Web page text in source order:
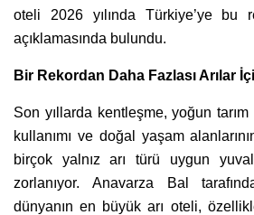
oteli 2026 yılında Türkiye’ye bu
açıklamasında bulundu.
Bir Rekordan Daha Fazlası Arılar
Son yıllarda kentleşme, yoğun
kullanımı ve doğal yaşam
birçok yalnız arı türü uygun
zorlanıyor. Anavarza Bal
dünyanın en büyük arı oteli,